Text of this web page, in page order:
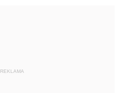
REKLAMA